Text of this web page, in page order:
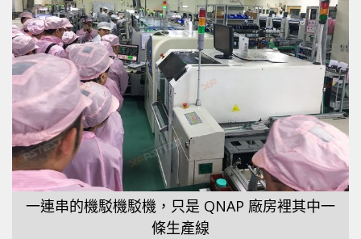
一連串的機駁機駁機，只是 QNAP 廠房裡其中一
條生產線